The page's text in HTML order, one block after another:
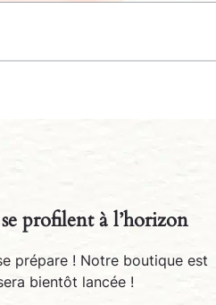
profilent à l’horizon
prépare ! Notre boutique est
bientôt lancée !